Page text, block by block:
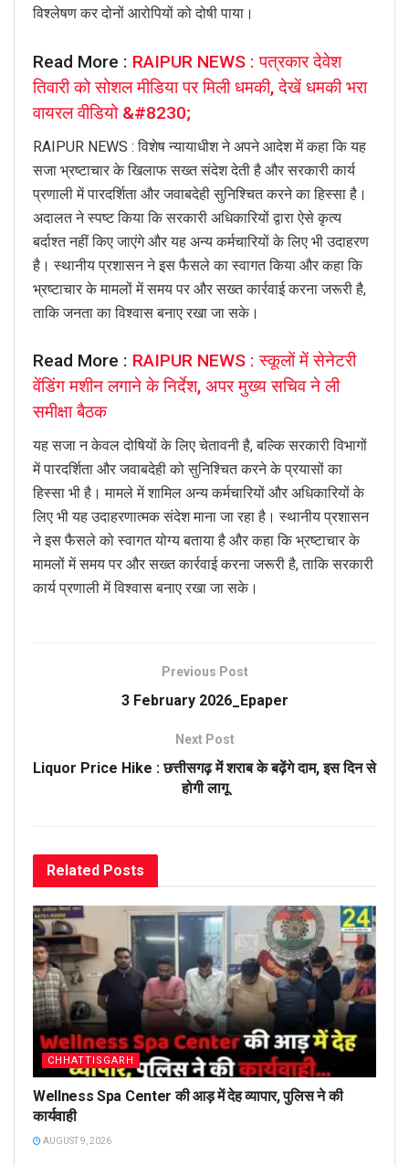
विश्लेषण कर दोनों आरोपियों को दोषी पाया।
Read More : RAIPUR NEWS : पत्रकार देवेश
तिवारी को सोशल मीडिया पर मिली धमकी, देखें धमकी भरा
वायरल वीडियो &#8230;
RAIPUR NEWS : विशेष न्यायाधीश ने अपने आदेश में कहा कि यह
सजा भ्रष्टाचार के खिलाफ सख्त संदेश देती है और सरकारी कार्य
प्रणाली में पारदर्शिता और जवाबदेही सुनिश्चित करने का हिस्सा है।
अदालत ने स्पष्ट किया कि सरकारी अधिकारियों द्वारा ऐसे कृत्य
बर्दाश्त नहीं किए जाएंगे और यह अन्य कर्मचारियों के लिए भी उदाहरण
है। स्थानीय प्रशासन ने इस फैसले का स्वागत किया और कहा कि
भ्रष्टाचार के मामलों में समय पर और सख्त कार्रवाई करना जरूरी है,
ताकि जनता का विश्वास बनाए रखा जा सके।
Read More : RAIPUR NEWS : स्कूलों में सेनेटरी
वेंडिंग मशीन लगाने के निर्देश, अपर मुख्य सचिव ने ली
समीक्षा बैठक
यह सजा न केवल दोषियों के लिए चेतावनी है, बल्कि सरकारी विभागों
में पारदर्शिता और जवाबदेही को सुनिश्चित करने के प्रयासों का
हिस्सा भी है। मामले में शामिल अन्य कर्मचारियों और अधिकारियों के
लिए भी यह उदाहरणात्मक संदेश माना जा रहा है। स्थानीय प्रशासन
ने इस फैसले को स्वागत योग्य बताया है और कहा कि भ्रष्टाचार के
मामलों में समय पर और सख्त कार्रवाई करना जरूरी है, ताकि सरकारी
कार्य प्रणाली में विश्वास बनाए रखा जा सके।
Previous Post
3 February 2026_Epaper
Next Post
Liquor Price Hike : छत्तीसगढ़ में शराब के बढ़ेंगे दाम, इस दिन से
होगी लागू
Related Posts
CHHATTISGARH
Wellness Spa Center की आड़ में देह व्यापार, पुलिस ने की
कार्यवाही
AUGUST 9, 2026